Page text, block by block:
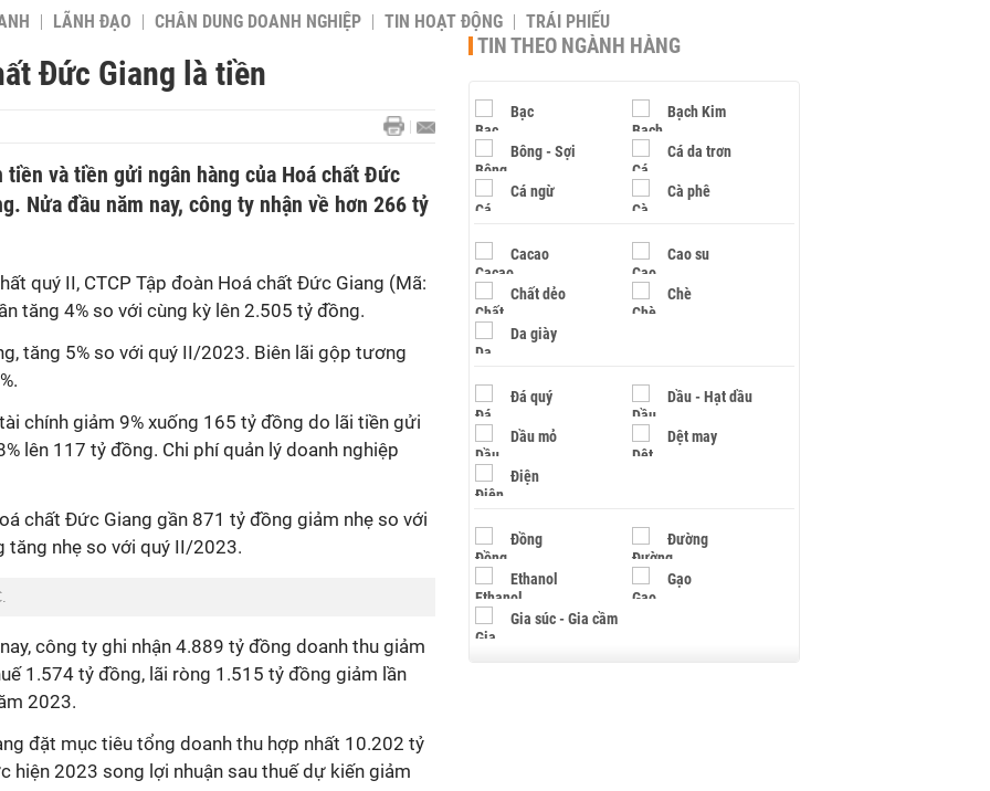
LÃNH ĐẠO CHÂN DUNG DOANH NGHIỆP TIN HOẠT ĐỘNG TRÁI PHIẾU
Đức Giang là tiền
và tiền gửi ngân hàng của Hoá chất Đức
Nửa đầu năm nay, công ty nhận về hơn 266 tỷ
quý II, CTCP Tập đoàn Hoá chất Đức Giang (Mã:
tăng 4% so với cùng kỳ lên 2.505 tỷ đồng.
tăng 5% so với quý II/2023. Biên lãi gộp tương
chính giảm 9% xuống 165 tỷ đồng do lãi tiền gửi
lên 117 tỷ đồng. Chi phí quản lý doanh nghiệp
chất Đức Giang gần 871 tỷ đồng giảm nhẹ so với
tăng nhẹ so với quý II/2023.
công ty ghi nhận 4.889 tỷ đồng doanh thu giảm
1.574 tỷ đồng, lãi ròng 1.515 tỷ đồng giảm lần
2023.
đặt mục tiêu tổng doanh thu hợp nhất 10.202 tỷ
hiện 2023 song lợi nhuận sau thuế dự kiến giảm
TIN THEO NGÀNH HÀNG
Bạc Bạch Kim
Bông - Sợi Cá da trơn
Cá ngừ Cà phê
Cacao Cao su
Chất dẻo Chè
Da giày
Đá quý Dầu - Hạt dầu
Dầu mỏ Dệt may
Điện
Đồng Đường
Ethanol Gạo
Gia súc - Gia cầm